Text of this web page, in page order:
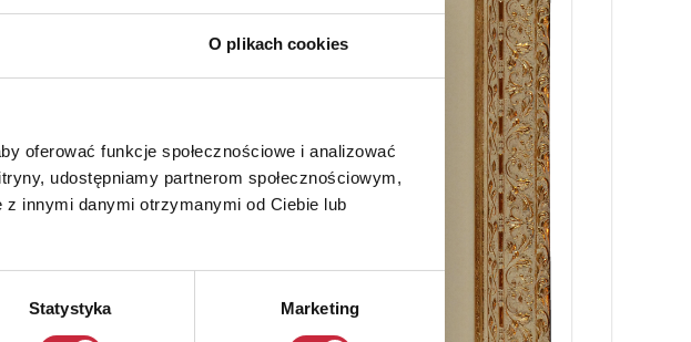
O plikach cookies
oferować funkcje społecznościowe i analizować
udostępniamy partnerom społecznościowym,
innymi danymi otrzymanymi od Ciebie lub
Statystyka Marketing